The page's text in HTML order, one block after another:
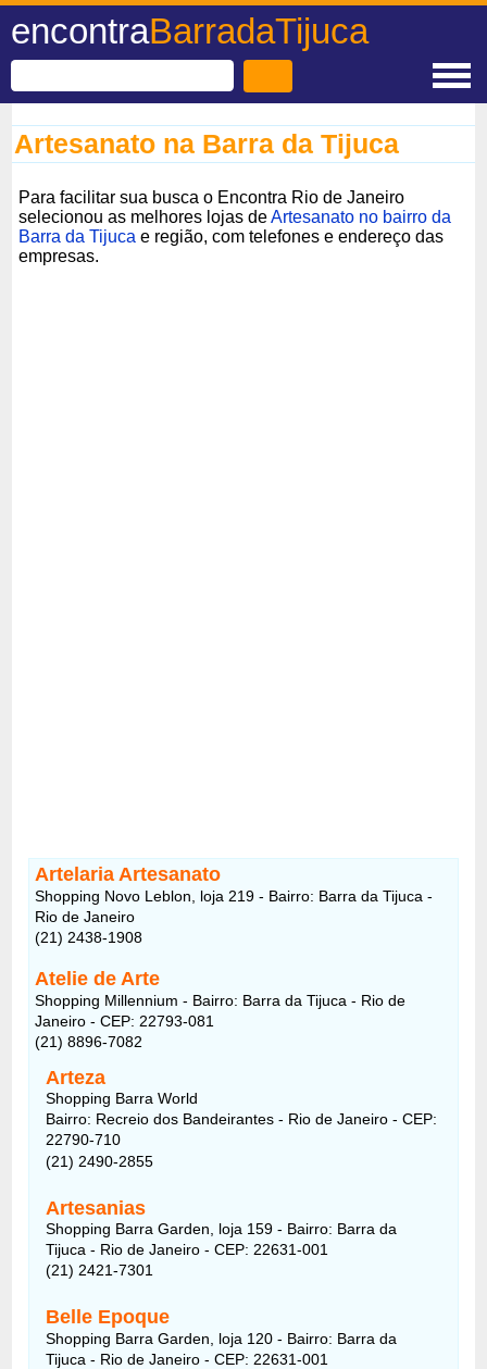
encontraBarradaTijuca
Artesanato na Barra da Tijuca
Para facilitar sua busca o Encontra Rio de Janeiro
selecionou as melhores lojas deArtesanato no bairro da
Barra da Tijuca e região, com telefones e endereço das
empresas.
Artelaria Artesanato
Shopping Novo Leblon, loja 219 - Bairro: Barra da Tijuca -
Rio de Janeiro
(21) 2438-1908
Atelie de Arte
Shopping Millennium - Bairro: Barra da Tijuca - Rio de
Janeiro - CEP: 22793-081
(21) 8896-7082
Arteza
Shopping Barra World
Bairro: Recreio dos Bandeirantes - Rio de Janeiro - CEP:
22790-710
(21) 2490-2855
Artesanias
Shopping Barra Garden, loja 159 - Bairro: Barra da
Tijuca - Rio de Janeiro - CEP: 22631-001
(21) 2421-7301
Belle Epoque
Shopping Barra Garden, loja 120 - Bairro: Barra da
Tijuca - Rio de Janeiro - CEP: 22631-001